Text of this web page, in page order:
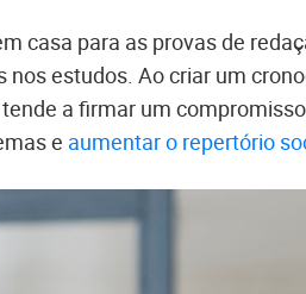
casa para as provas de
nos estudos. Ao criar um
a firmar um
e aumentar o repertório